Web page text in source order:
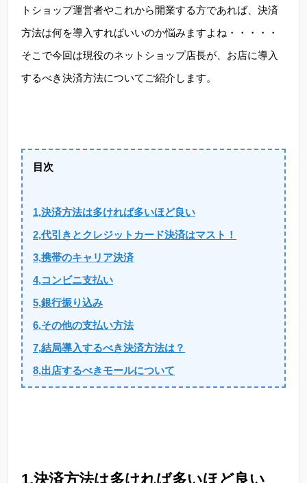
トショップ運営者やこれから開業する方であれば、決済
方法は何を導入すればいいのか悩みますよね・・・・・
そこで今回は現役のネットショップ店長が、お店に導入
するべき決済方法についてご紹介します。
目次
1,決済方法は多ければ多いほど良い
2,代引きとクレジットカード決済はマスト！
3,携帯のキャリア決済
4,コンビニ支払い
5,銀行振り込み
6,その他の支払い方法
7,結局導入するべき決済方法は？
8,出店するべきモールについて
1,決済方法は多ければ多いほど良い